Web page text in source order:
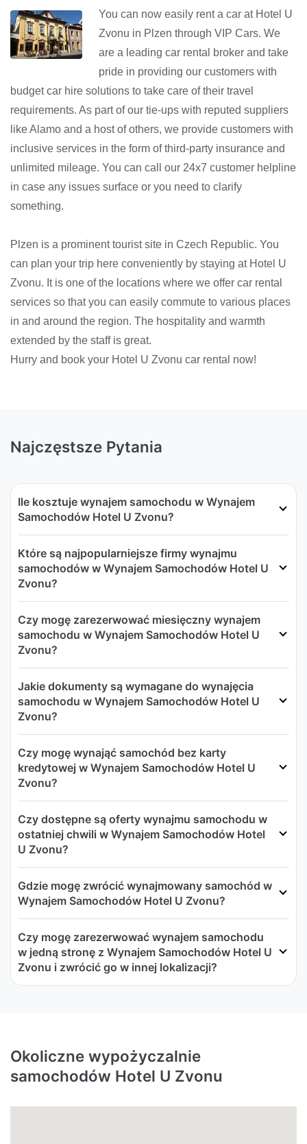
You can now easily rent a car at Hotel U
Zvonu in Plzen through VIP Cars. We
are a leading car rental broker and take
pride in providing our customers with
budget car hire solutions to take care of their travel
requirements. As part of our tie-ups with reputed suppliers
like Alamo and a host of others, we provide customers with
inclusive services in the form of third-party insurance and
unlimited mileage. You can call our 24x7 customer helpline
in case any issues surface or you need to clarify
something.
Plzen is a prominent tourist site in Czech Republic. You
can plan your trip here conveniently by staying at Hotel U
Zvonu. It is one of the locations where we offer car rental
services so that you can easily commute to various places
in and around the region. The hospitality and warmth
extended by the staff is great.
Hurry and book your Hotel U Zvonu car rental now!
Najczęstsze Pytania
Ile kosztuje wynajem samochodu w Wynajem
Samochodów Hotel U Zvonu?
Które są najpopularniejsze firmy wynajmu
samochodów w Wynajem Samochodów Hotel U
Zvonu?
Czy mogę zarezerwować miesięczny wynajem
samochodu w Wynajem Samochodów Hotel U
Zvonu?
Jakie dokumenty są wymagane do wynajęcia
samochodu w Wynajem Samochodów Hotel U
Zvonu?
Czy mogę wynająć samochód bez karty
kredytowej w Wynajem Samochodów Hotel U
Zvonu?
Czy dostępne są oferty wynajmu samochodu w
ostatniej chwili w Wynajem Samochodów Hotel
U Zvonu?
Gdzie mogę zwrócić wynajmowany samochód w
Wynajem Samochodów Hotel U Zvonu?
Czy mogę zarezerwować wynajem samochodu
w jedną stronę z Wynajem Samochodów Hotel U
Zvonu i zwrócić go w innej lokalizacji?
Okoliczne wypożyczalnie
samochodów Hotel U Zvonu